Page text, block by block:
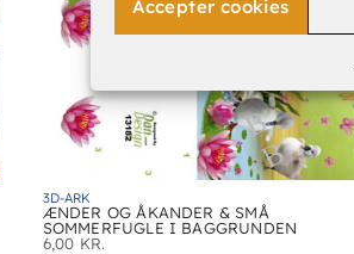
Accepter cookies
3D-ARK
ÆNDER OG ÅKANDER & SMÅ
SOMMERFUGLE I BAGGRUNDEN
6,00 KR.